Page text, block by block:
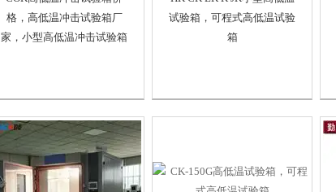
格，高低温冲击试验箱厂
家，小型高低温冲击试验箱
试验箱，可程式高低温试验
箱